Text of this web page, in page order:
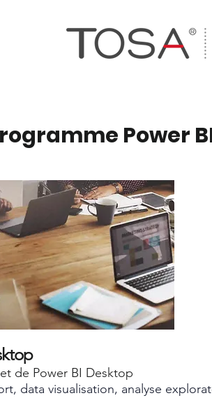
Power
de Power BI Desktop
data visualisation, analyse